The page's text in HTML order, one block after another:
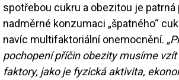
spotřebou cukru a obezitou je patrná
nadměrné konzumaci „špatného“
navíc multifaktoriální onemocnění.
pochopení příčin obezity musíme
faktory, jako je fyzická aktivita,